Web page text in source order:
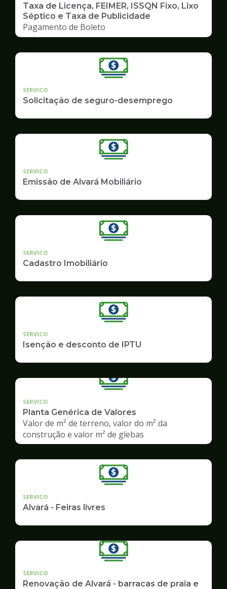
Taxa de Licença, FEIMER, ISSQN Fixo, Lixo
Séptico e Taxa de Publicidade
Pagamento de Boleto
SERVICO
Solicitação de seguro-desemprego
SERVICO
Emissão de Alvará Mobiliário
SERVICO
Cadastro Imobiliário
SERVICO
Isenção e desconto de IPTU
SERVICO
Planta Genérica de Valores
Valor de m² de terreno, valor do m² da
construção e valor m² de glebas
SERVICO
Alvará - Feiras livres
SERVICO
Renovação de Alvará - barracas de praia e